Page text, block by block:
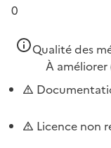
0
Qualité des
À améliorer
Licence non